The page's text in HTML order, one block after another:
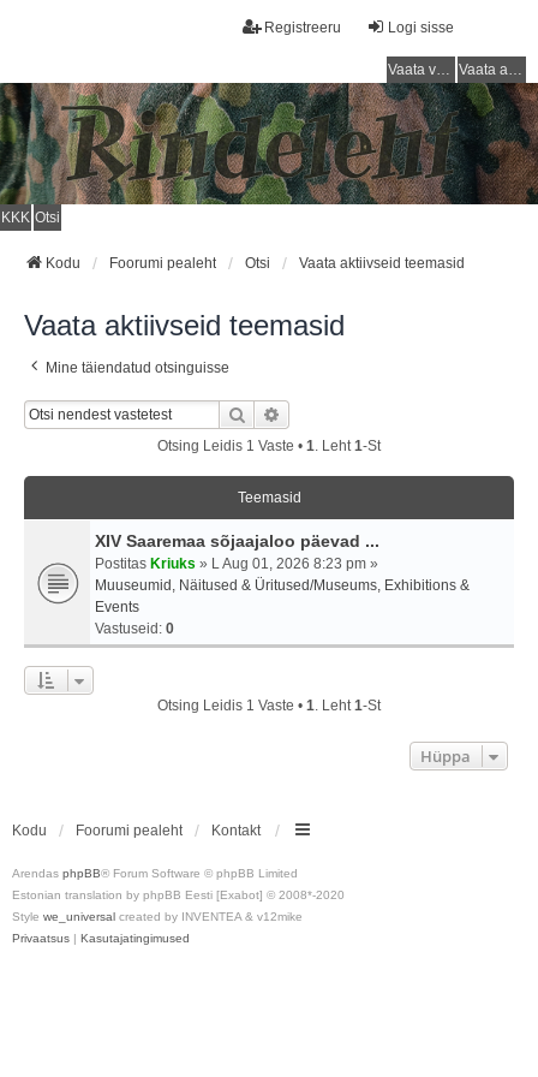
Logi sisse
Registreeru
Vaata vastamata teemasi Vaata aktiivseid teemasid
KKK Otsi
Kodu Foorumi pealeht Otsi Vaata aktiivseid teemasid
Vaata aktiivseid teemasid
Mine täiendatud otsinguisse
Otsi
Otsing Leidis 1 Vaste • 1. Leht1-st
Teemasid
XIV Saaremaa sõjaajaloo päevad ...
Postitas Kriuks » L Aug 01, 2026 8:23 pm »
Muuseumid, Näitused & Üritused/Museums, Exhibitions &
Events
Vastuseid: 0
Otsing Leidis 1 Vaste • 1. Leht1-st
Hüppa
Kodu Foorumi pealeht Kontakt
Arendas phpBB® Forum Software © phpBB Limited
Estonian translation by phpBB Eesti [Exabot] © 2008*-2020
Style we_universal created by INVENTEA & v12mike
Privaatsus | Kasutajatingimused